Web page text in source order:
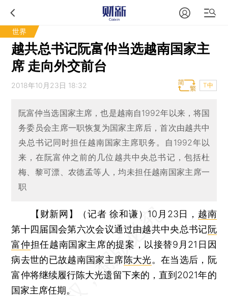
世界
越共总书记阮富仲当选越南国家主
席 走向外交前台
2018年10月23日 18:32 T中
阮富仲当选国家主席，也是越南自1992年以来，将国
务委员会主席一职恢复为国家主席后，首次由越共中
央总书记同时担任越南国家主席职务。自1992年以
来，在阮富仲之前的几位越共中央总书记，包括杜
梅、黎可漂、农德孟等人，均未担任越南国家主席一
职
【财新网】（记者 徐和谦） 10月23日， 越南
第十四届国会第六次会议通过由越共中央总书记阮
富仲担任越南国家主席的提案，以接替9月21日因
病去世的已故越南国家主席陈大光。在当选后，阮
富仲将继续履行陈大光遗留下来的，直到2021年的
国家主席任期。